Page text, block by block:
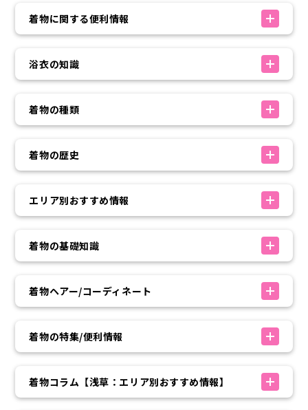
着物に関する便利情報
浴衣の知識
着物の種類
着物の歴史
エリア別おすすめ情報
着物の基礎知識
着物ヘアー/コーディネート
着物の特集/便利情報
着物コラム【浅草：エリア別おすすめ情報】